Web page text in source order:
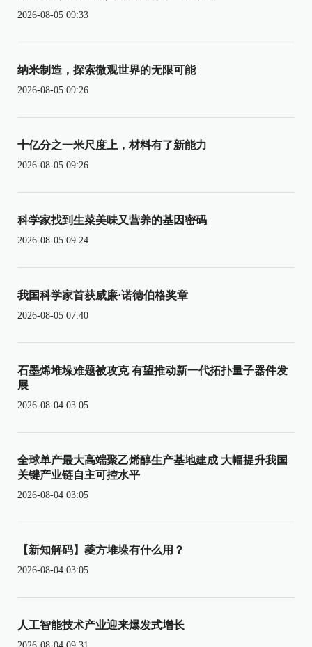
2026-08-05 09:33
纳米制造，探索微观世界的无限可能
2026-08-05 09:26
十亿分之一米尺度上，材料有了新能力
2026-08-05 09:26
科学家找到生菜美味又营养的基因密码
2026-08-05 09:24
我国科学家首获威廉·诺德伯格奖章
2026-08-05 07:40
石墨烯堆垛难题被攻克 有望推动新一代拓扑量子器件发
展
2026-08-04 03:05
全球单产最大高端聚乙烯醇生产基地建成 大幅提升我国
关键产业链自主可控水平
2026-08-04 03:05
【新知解码】菱方堆垛有什么用？
2026-08-04 03:05
人工智能技术产业迎来爆发式增长